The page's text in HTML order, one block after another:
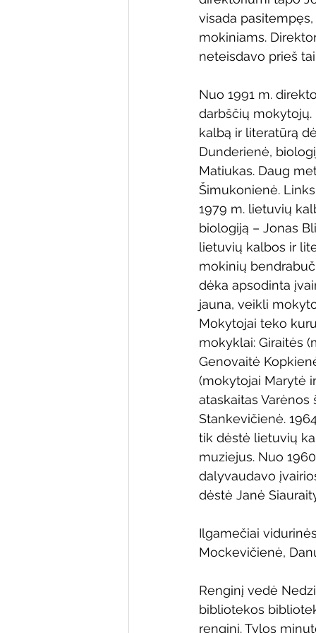
visada
mokiniams.
neteisdavo prieš
Nuo 1991 m.
darbščių
kalbą ir literatūrą
Dunderienė,
Matiukas. Daug
Šimukonienė.
1979 m. lietuvių
biologiją – Jonas
lietuvių kalbos ir
mokinių
dėka apsodinta
jauna, veikli
Mokytojai teko
mokyklai: Giraitės
Genovaitė
(mokytojai Marytė
ataskaitas
Stankevičienė.
tik dėstė lietuvių
muziejus. Nuo
dalyvaudavo
dėstė Janė
Ilgamečiai
Mockevičienė,
Renginį vedė
bibliotekos
renginį. Tylos